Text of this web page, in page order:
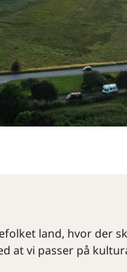
land, hvor der
at vi passer på